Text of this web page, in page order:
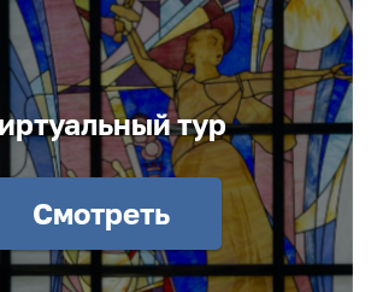
тур
Смотреть